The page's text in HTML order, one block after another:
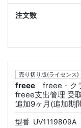
売り切り版(ライセンス)
freee
freee - ク
freee支出管理 受
追加9ヶ月(追加期
型番 UV1119809A